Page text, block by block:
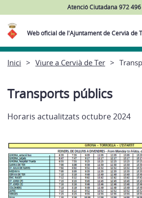
Atenció Ciutadana 972 496
Web oficial de l'Ajuntament de Cervià de
Inici Viure a Cervià de Ter
Transports públics
Horaris actualitzats octubre 2024